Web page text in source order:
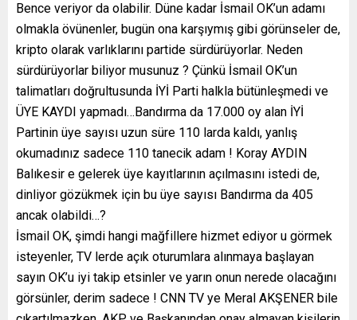
Bence veriyor da olabilir. Düne kadar İsmail OK’un adamı
olmakla övünenler, bugün ona karşıymış gibi görünseler de,
kripto olarak varlıklarını partide sürdürüyorlar. Neden
sürdürüyorlar biliyor musunuz ? Çünkü İsmail OK’un
talimatları doğrultusunda İYİ Parti halkla bütünleşmedi ve
ÜYE KAYDI yapmadı…Bandırma da 17.000 oy alan İYİ
Partinin üye sayısı uzun süre 110 larda kaldı, yanlış
okumadınız sadece 110 tanecik adam ! Koray AYDIN
Balıkesir e gelerek üye kayıtlarının açılmasını istedi de,
dinliyor gözükmek için bu üye sayısı Bandırma da 405
ancak olabildi…?
İsmail OK, şimdi hangi mağfillere hizmet ediyor u görmek
isteyenler, TV lerde açık oturumlara alınmaya başlayan
sayın OK’u iyi takip etsinler ve yarın onun nerede olacağını
görsünler, derim sadece ! CNN TV ye Meral AKŞENER bile